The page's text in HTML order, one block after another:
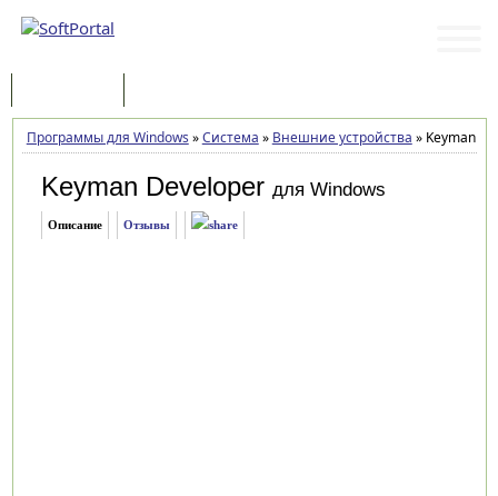
Программы для Windows »Система » Внешние устройства »Keyman
Keyman Developer для Windows
Описание Отзывы